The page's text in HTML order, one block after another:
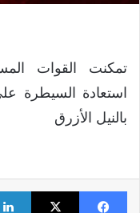
تمكنت القوات
استعادة السيطرة
بالنيل الأزرق
فيسبوك X